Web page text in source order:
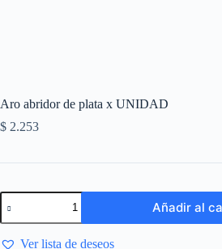
Aro abridor de plata x UNIDAD
$ 2.253
Añadir al
Ver lista de deseos